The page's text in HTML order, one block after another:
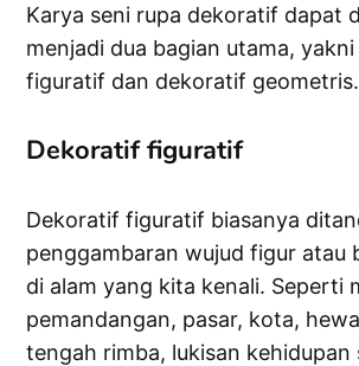
Karya seni rupa dekoratif dapat
menjadi dua bagian utama,
figuratif dan dekoratif geometris.
Dekoratif figuratif
Dekoratif figuratif biasanya
penggambaran wujud figur atau
di alam yang kita kenali. Seperti
pemandangan, pasar, kota,
tengah rimba, lukisan kehidupan